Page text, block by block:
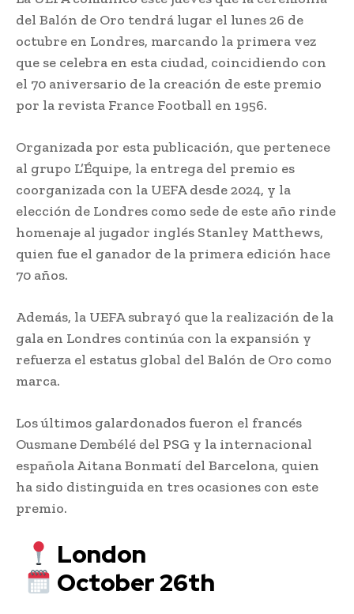
del Balón de Oro tendrá lugar el lunes 26 de
octubre en Londres, marcando la primera vez
que se celebra en esta ciudad, coincidiendo con
el 70 aniversario de la creación de este premio
por la revista France Football en 1956.
Organizada por esta publicación, que pertenece
al grupo L’Équipe, la entrega del premio es
coorganizada con la UEFA desde 2024, y la
elección de Londres como sede de este año rinde
homenaje al jugador inglés Stanley Matthews,
quien fue el ganador de la primera edición hace
70 años.
Además, la UEFA subrayó que la realización de la
gala en Londres continúa con la expansión y
refuerza el estatus global del Balón de Oro como
marca.
Los últimos galardonados fueron el francés
Ousmane Dembélé del PSG y la internacional
española Aitana Bonmatí del Barcelona, quien
ha sido distinguida en tres ocasiones con este
premio.
London
October 26th